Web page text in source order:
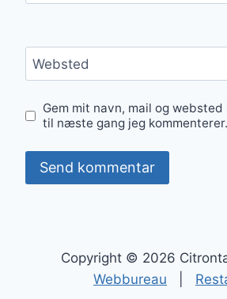
Websted
Gem mit navn, mail og
til næste gang jeg kommenterer.
Copyright © 2026
Webbureau